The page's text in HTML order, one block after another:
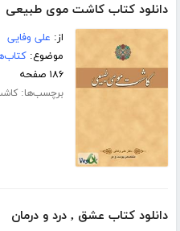
دانلود کتاب کاشت موی طبیعی
از: علی وفایی
موضوع:
۱۸۶ صفحه
برچسب‌ها:
دانلود کتاب عشق , درد و درمان